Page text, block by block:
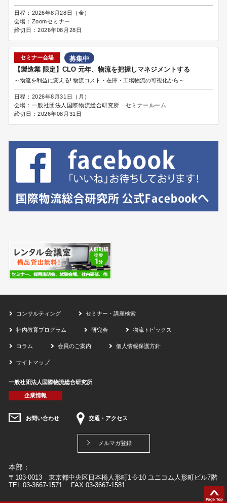
日程： 2026年8月28日（金）
会場： Zoomセミナー
締切日：2026年08月28日
セミナー会場
募集中
【製造業 限定】CLO 元年、物流を把握しマネジメントする
～物流を利益に変える! 物流コスト・在庫・工場物流の可視化から～
日程： 2026年8月31日（月）
会場： 一般社団法人国際物流総合研究所 セミナールーム
締切日：2026年08月31日
コンサルティング セミナー・講座検索
社内教育プログラム 研究会 物流トピックス
コラム 会員のご案内 個人情報保護方針
サイトマップ
一般社団法人国際物流総合研究所
企業情報
お問い合わせ 交通・アクセス
メルマガ登録
本部：
〒103-0013 東京都中央区日本橋人形町1-6-10 ユニコム人形町ビル7階
TEL.03-3667-1571 FAX.03-3667-1581